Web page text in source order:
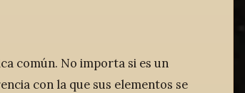
común. No importa si es un
con la que sus elementos se